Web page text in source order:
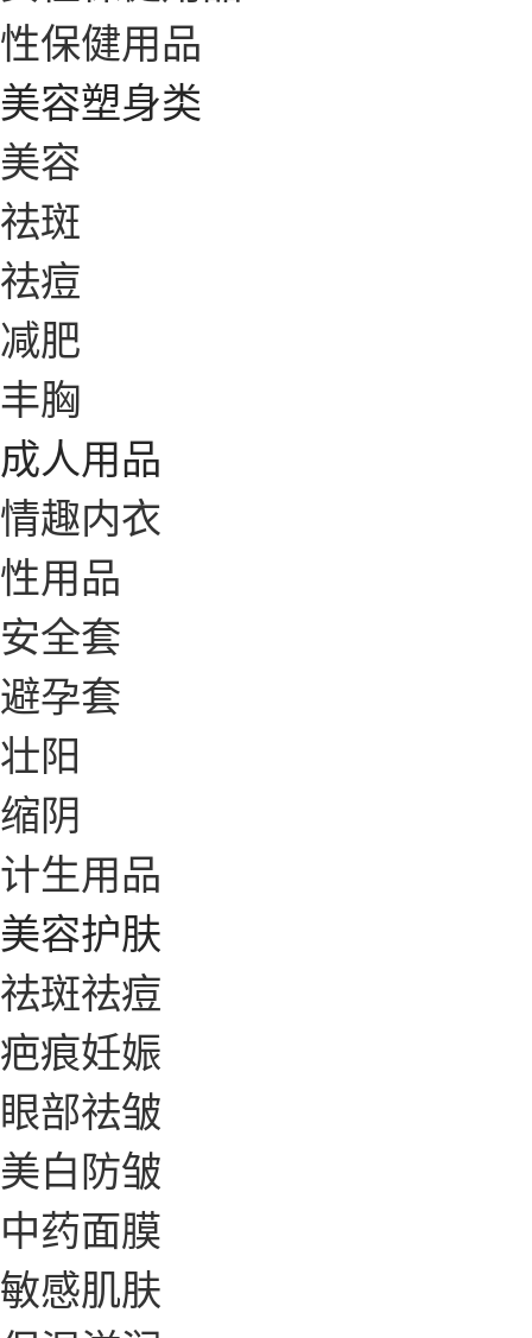
性保健用品
美容塑身类
美容
祛斑
祛痘
减肥
丰胸
成人用品
情趣内衣
性用品
安全套
避孕套
壮阳
缩阴
计生用品
美容护肤
祛斑祛痘
疤痕妊娠
眼部祛皱
美白防皱
中药面膜
敏感肌肤